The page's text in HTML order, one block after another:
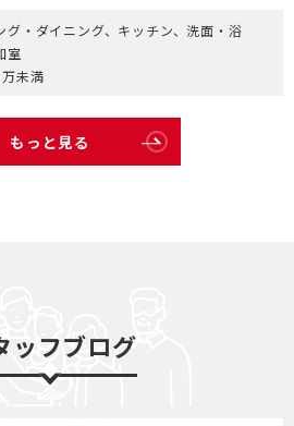
グ・ダイニング、キッチン、洗面・浴
室
未満
もっと見る
ッフブログ